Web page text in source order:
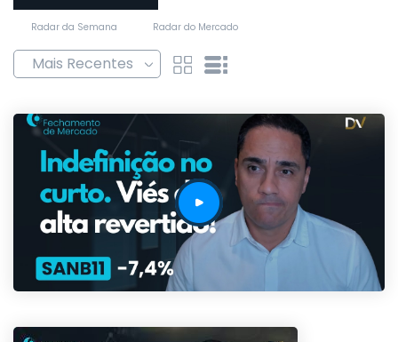
Radar da Semana Radar do Mercado